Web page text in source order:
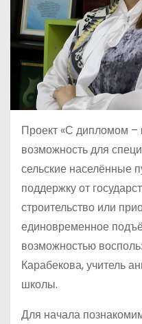
Проект «С дипломом –
возможность для
сельские населённые
поддержку от
строительство или
единовременное
возможностью
Карабекова, учитель
школы.
Для начала